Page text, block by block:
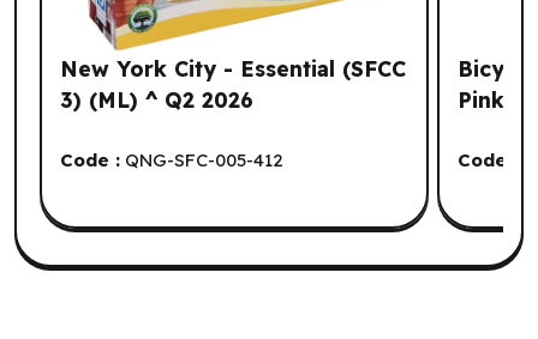
New York City - Essential (SFCC
3) (ML) ^ Q2 2026
Code : QNG-SFC-005-412
Pink
Code :